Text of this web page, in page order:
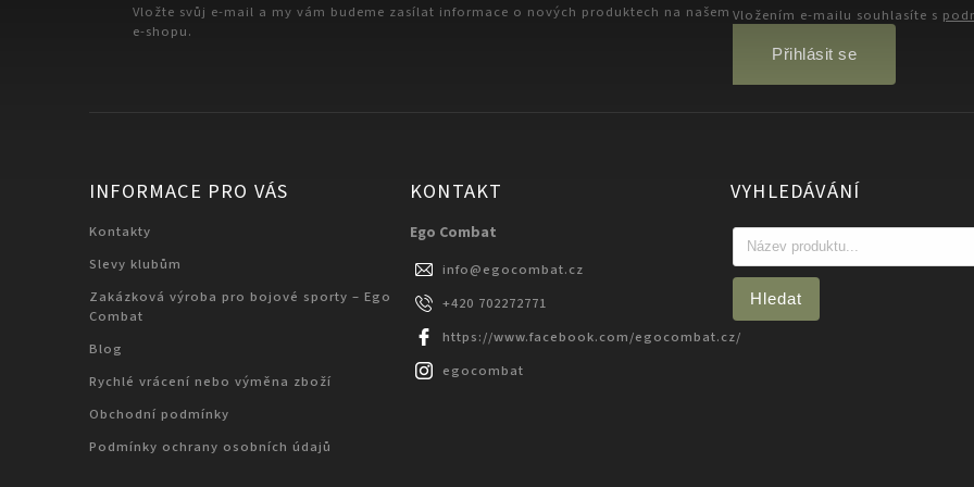
Vložte svůj e-mail a my vám budeme zasílat informace o nových produktech na našem
e-shopu.
Vložením e-mailu souhlasíte s
Přihlásit se
INFORMACE PRO VÁS
Kontakty
Slevy klubům
Zakázková výroba pro bojové sporty – Ego
Combat
Blog
Rychlé vrácení nebo výměna zboží
Obchodní podmínky
Podmínky ochrany osobních údajů
KONTAKT
Ego Combat
info@egocombat.cz
+420 702272771
https://www.facebook.com/egocombat.cz/
egocombat
VYHLEDÁVÁNÍ
Hledat